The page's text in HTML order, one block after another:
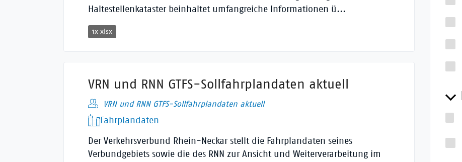
Haltestellenkataster beinhaltet umfangreiche Informationen ü...
1x xlsx
VRN und RNN GTFS-Sollfahrplandaten aktuell
VRN und RNN GTFS-Sollfahrplandaten aktuell
Fahrplandaten
Der Verkehrsverbund Rhein-Neckar stellt die Fahrplandaten seines
Verbundgebiets sowie die des RNN zur Ansicht und Weiterverarbeitung im